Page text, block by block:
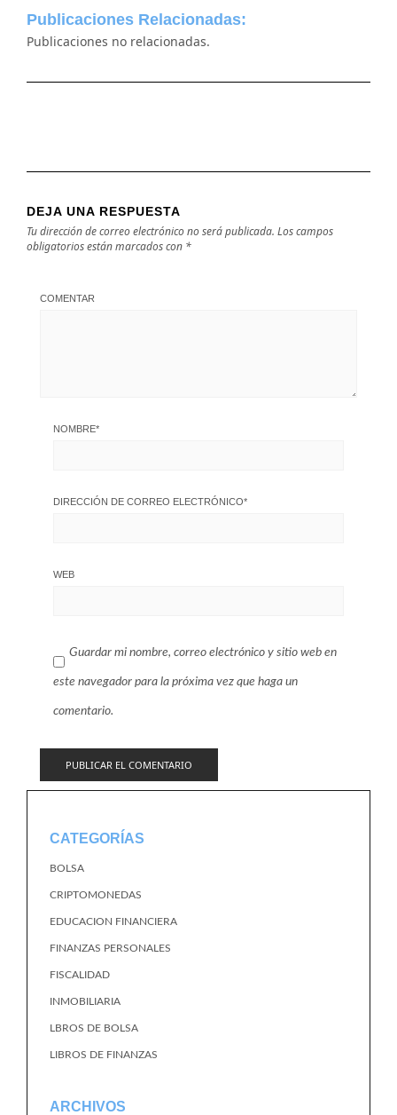
Publicaciones Relacionadas:
Publicaciones no relacionadas.
DEJA UNA RESPUESTA
Tu dirección de correo electrónico no será publicada. Los campos
obligatorios están marcados con *
COMENTAR
NOMBRE*
DIRECCIÓN DE CORREO ELECTRÓNICO*
WEB
Guardar mi nombre, correo electrónico y sitio web en
este navegador para la próxima vez que haga un
comentario.
CATEGORÍAS
BOLSA
CRIPTOMONEDAS
EDUCACION FINANCIERA
FINANZAS PERSONALES
FISCALIDAD
INMOBILIARIA
LBROS DE BOLSA
LIBROS DE FINANZAS
ARCHIVOS